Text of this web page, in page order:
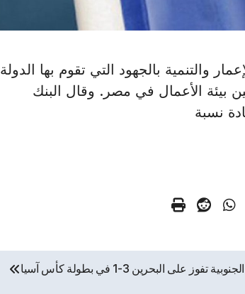
الإعمار والتنمية بالجهود التي تقوم بها الدولة
بيئة الأعمال في مصر. وقال البنك
نسبة
تفوز على البحرين 3-1 في بطولة كأس آسيا